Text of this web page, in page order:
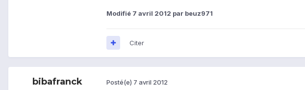
Modifié 7 avril 2012 par beuz971
Citer
bibafranck Posté(e) 7 avril 2012